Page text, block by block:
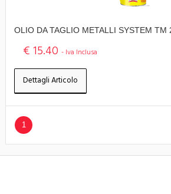
OLIO DA TAGLIO METALLI SYSTEM TM
€ 15.40 - Iva Inclusa
Dettagli Articolo
1